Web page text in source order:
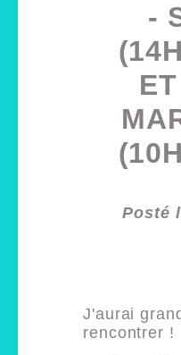
-
Posté
J'aurai
rencontrer !